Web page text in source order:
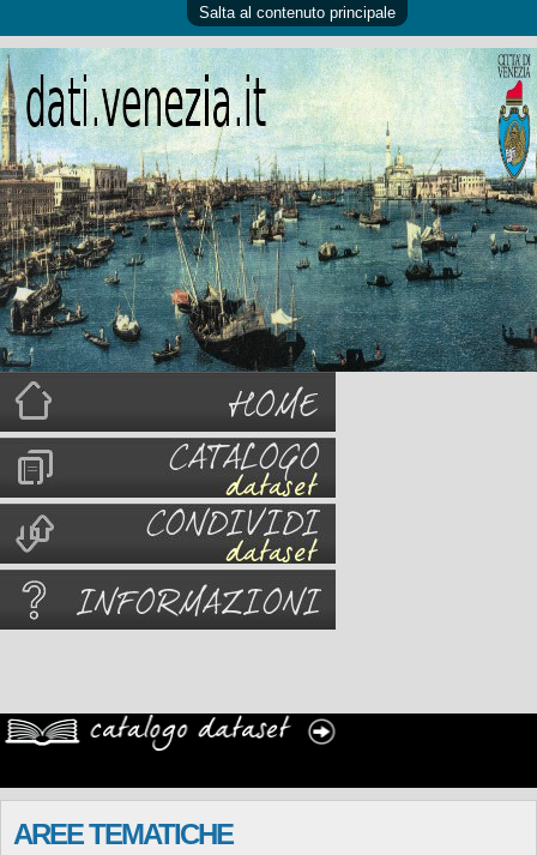
Salta al contenuto principale
AREE TEMATICHE